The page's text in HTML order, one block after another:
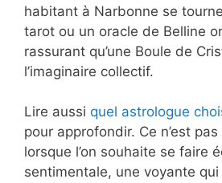
habitant à Narbonne se
tarot ou un oracle de Belline
rassurant qu’une Boule de
l’imaginaire collectif.
Lire aussi quel astrologue
pour approfondir. Ce n’est
lorsque l’on souhaite se faire
sentimentale, une voyante